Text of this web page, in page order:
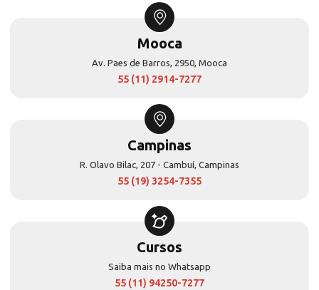
Mooca
Av. Paes de Barros, 2950, Mooca
55 (11) 2914-7277
Campinas
R. Olavo Bilac, 207 - Cambuí, Campinas
55 (19) 3254-7355
Cursos
Saiba mais no Whatsapp
55 (11) 94250-7277